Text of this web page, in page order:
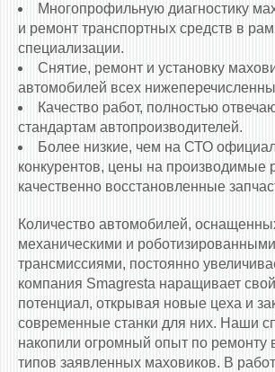
Многопрофильную диагностику
и ремонт транспортных средств в
специализации.
Снятие, ремонт и установку
автомобилей всех
Качество работ, полностью
стандартам автопроизводителей.
Более низкие, чем на СТО
конкурентов, цены на производимые
качественно восстановленные
Количество автомобилей,
механическими и роботизированными
трансмиссиями, постоянно
компания Smagresta наращивает
потенциал, открывая новые цеха и
современные станки для них. Наши
накопили огромный опыт по ремонту
типов заявленных маховиков. В